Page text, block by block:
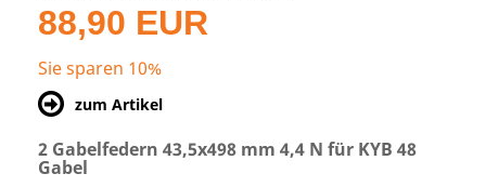
88,90 EUR
Sie sparen 10%
zum Artikel
2 Gabelfedern 43,5x498 mm 4,4 N für KYB 48
Gabel